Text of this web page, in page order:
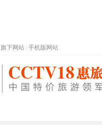
旗下网站 手机版网站